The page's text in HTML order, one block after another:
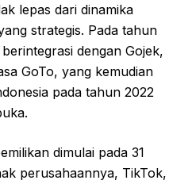
lepas dari dinamika
strategis. Pada tahun
dengan Gojek,
GoTo, yang kemudian
pada tahun 2022
dimulai pada 31
perusahaannya, TikTok,